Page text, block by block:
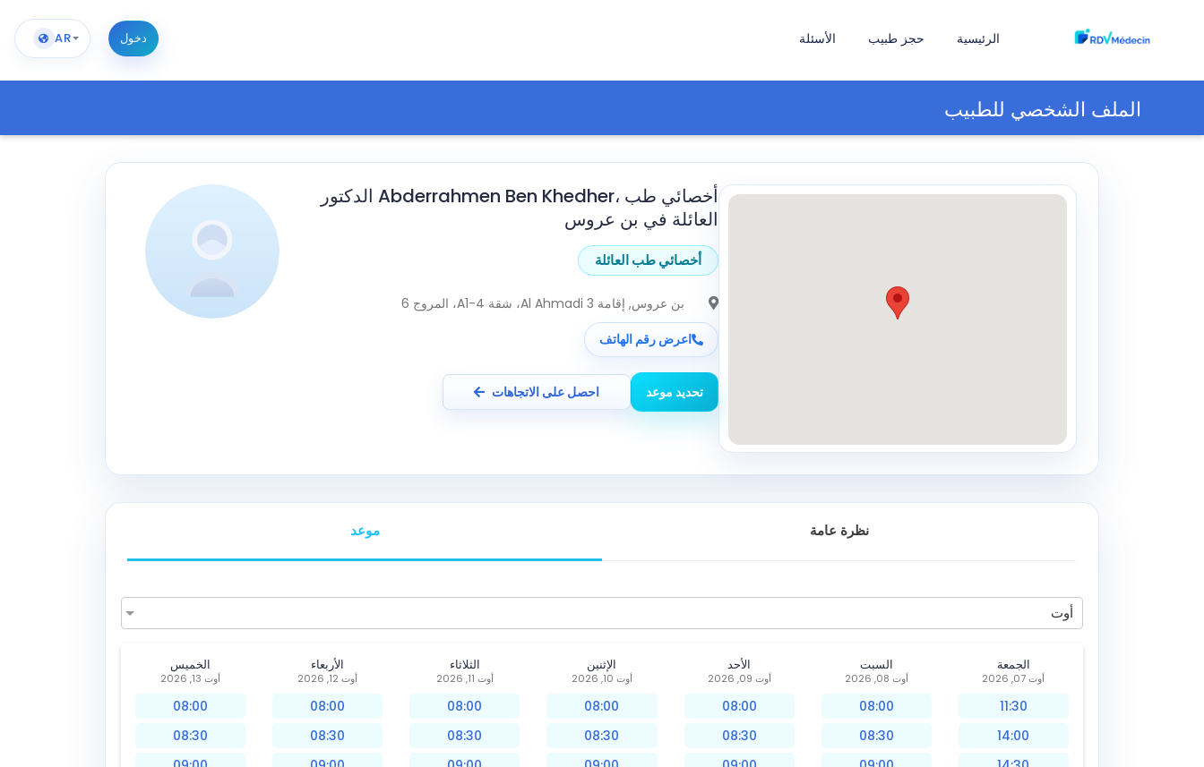
الرئيسية حجز طبيب الأسئلة دخول AR
الملف الشخصي للطبيب
الدكتور Abderrahmen Ben Khedher، أخصائي طب
العائلة في بن عروس
أخصائي طب العائلة
بن عروس, إقامة Al Ahmadi 3، شقة A1-4، المروج 6
اعرض رقم الهاتف
تحديد موعد احصل على الاتجاهات
نظرة عامة موعد
أوت
الخميس
أوت 13, 2026
08:00
08:30
الأربعاء
أوت 12, 2026
08:00
08:30
الثلاثاء
أوت 11, 2026
08:00
08:30
الإثنين
أوت 10, 2026
08:00
08:30
الأحد
أوت 09, 2026
08:00
08:30
السبت
أوت 08, 2026
08:00
08:30
الجمعة
أوت 07, 2026
11:30
14:00